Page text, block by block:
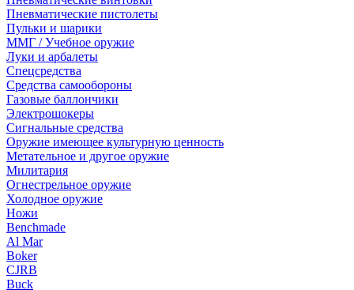
Пневматические пистолеты
Пульки и шарики
ММГ / Учебное оружие
Луки и арбалеты
Спецсредства
Средства самообороны
Газовые баллончики
Электрошокеры
Сигнальные средства
Оружие имеющее культурную ценность
Метательное и другое оружие
Милитария
Огнестрельное оружие
Холодное оружие
Ножи
Benchmade
Al Mar
Boker
CJRB
Buck